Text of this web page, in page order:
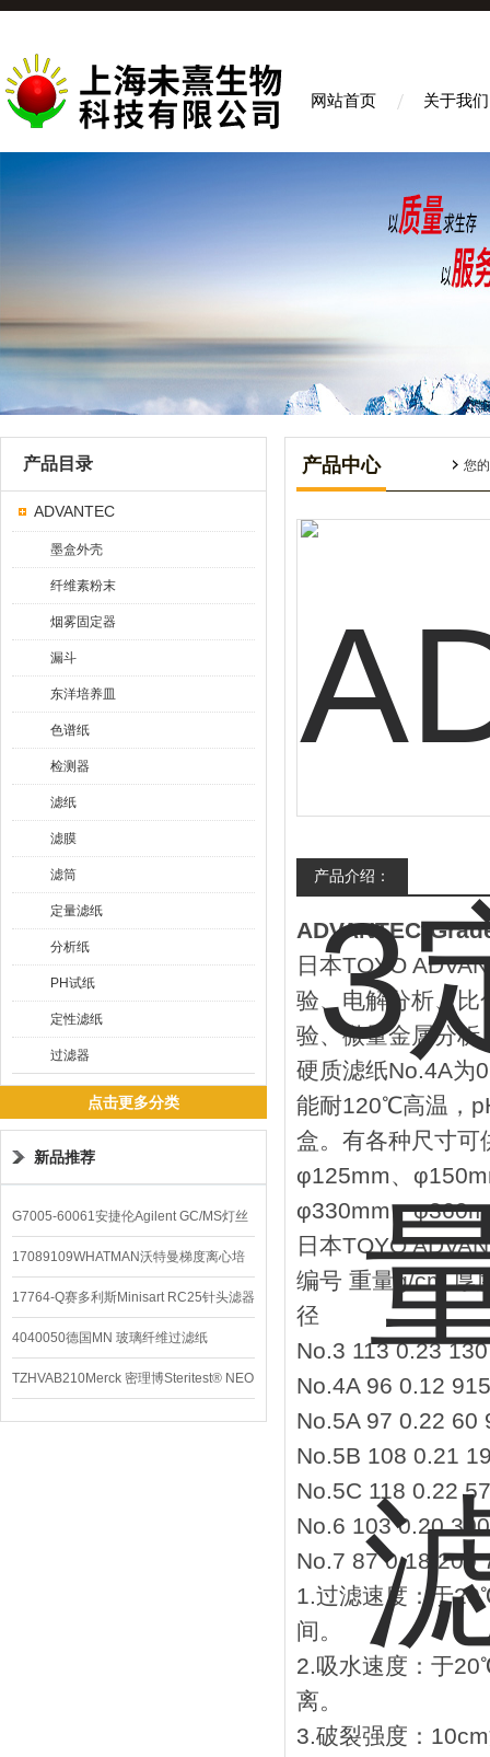
网站首页 关于我们
产品目录
ADVANTEC
墨盒外壳
纤维素粉末
烟雾固定器
漏斗
东洋培养皿
色谱纸
检测器
滤纸
滤膜
滤筒
定量滤纸
分析纸
PH试纸
定性滤纸
过滤器
点击更多分类
新品推荐
G7005-60061安捷伦Agilent GC/MS灯丝
配件
17089109WHATMAN沃特曼梯度离心培
养基
17764-Q赛多利斯Minisart RC25针头滤器
4040050德国MN 玻璃纤维过滤纸
TZHVAB210Merck 密理博Steritest® NEO
设备
产品中心 您
产品介绍：
日本TOYO
验、电解分析、比
验、微量金属分析
硬质滤纸No.4A为
能耐120℃高温，
盒。有各种尺寸
φ125mm、
φ330mm、
日本TOYO
编号 重量g/cm 厚
径
No.3 113 0.23
No.4A 96 0.12
No.5A 97 0.22
No.5B 108 0.21
No.5C 118 0.22
No.6 103 0.20
No.7 87 0.18 200
1.过滤速度：于
间。
2.吸水速度：于
离。
3.破裂强度：